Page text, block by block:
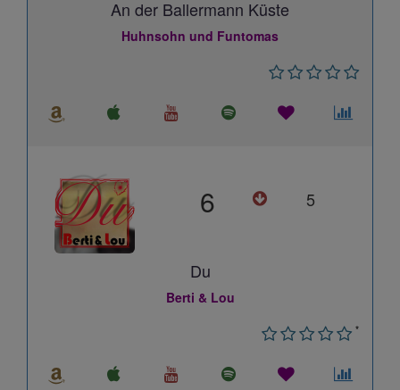
An der Ballermann Küste
Huhnsohn und Funtomas
6 5
Du
Berti & Lou
*